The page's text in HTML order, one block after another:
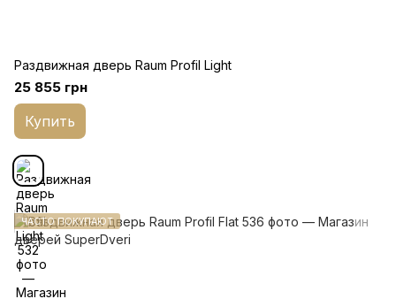
Раздвижная дверь Raum Profil Light
25 855 грн
Купить
ЧАСТО ПОКУПАЮТ